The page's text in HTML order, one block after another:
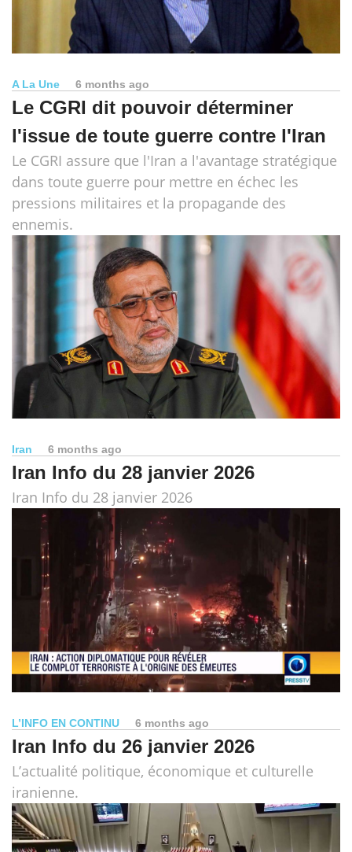
A La Une 6 months ago
Le CGRI dit pouvoir déterminer
l'issue de toute guerre contre l'Iran
Le CGRI assure que l'Iran a l'avantage stratégique
dans toute guerre pour mettre en échec les
pressions militaires et la propagande des
ennemis.
Iran 6 months ago
Iran Info du 28 janvier 2026
Iran Info du 28 janvier 2026
L’INFO EN CONTINU 6 months ago
Iran Info du 26 janvier 2026
L’actualité politique, économique et culturelle
iranienne.